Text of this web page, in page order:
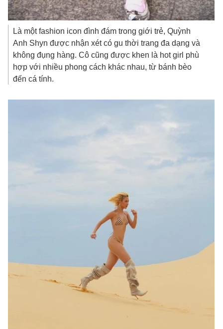
Là một fashion icon đình đám trong giới trẻ, Quỳnh
Anh Shyn được nhận xét có gu thời trang đa dạng và
không đụng hàng. Cô cũng được khen là hot girl phù
hợp với nhiều phong cách khác nhau, từ bánh bèo
đến cá tính.